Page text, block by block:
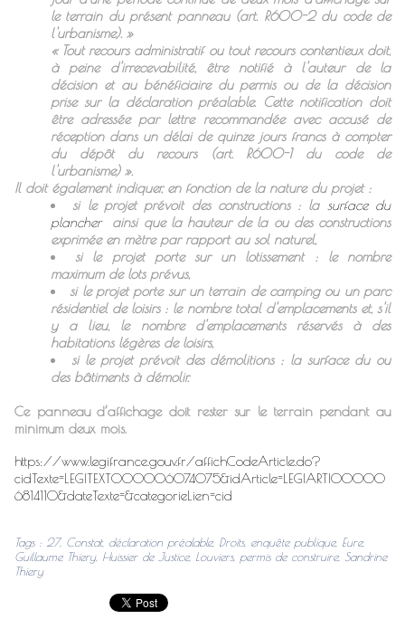
le terrain du présent panneau (art. R600-2 du code de
l'urbanisme). »
« Tout recours administratif ou tout recours contentieux doit,
à peine d'irrecevabilité, être notifié à l'auteur de la
décision et au bénéficiaire du permis ou de la décision
prise sur la déclaration préalable. Cette notification doit
être adressée par lettre recommandée avec accusé de
réception dans un délai de quinze jours francs à compter
du dépôt du recours (art. R600-1 du code de
l'urbanisme)».
Il doit également indiquer, en fonction de la nature du projet :
si le projet prévoit des constructions : la surface du
plancher
ainsi que la hauteur de la ou des constructions
exprimée en mètre par rapport au sol naturel,
si le projet porte sur un lotissement : le nombre
maximum de lots prévus,
si le projet porte sur un terrain de camping ou un parc
résidentiel de loisirs : le nombre total d'emplacements et, s'il
y a lieu, le nombre d'emplacements réservés à des
habitations légères de loisirs,
si le projet prévoit des démolitions : la surface du ou
des bâtiments à démolir.
Ce panneau d’affichage doit rester sur le terrain pendant au
minimum deux mois.
https://www.legifrance.gouv.fr/affichCodeArticle.do?
cidTexte=LEGITEXT000006074075&idArticle=LEGIARTI00000
6814110&dateTexte=&categorieLien=cid
Tags: 27, Constat, déclaration préalable, Droits, enquête publique, Eure,
Guillaume Thiery, Huissier de Justice, Louviers, permis de construire, Sandrine
Thiery